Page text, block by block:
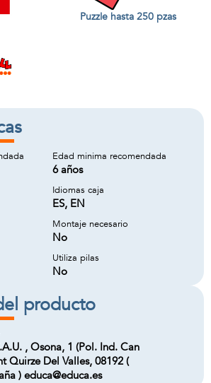
Puzzle hasta 250 pzas
Edad minima recomendada
6 años
Idiomas caja
ES, EN
Montaje necesario
No
Utiliza pilas
No
producto
, Osona, 1 (Pol. Ind. Can
Quirze Del Valles, 08192 (
) educa@educa.es